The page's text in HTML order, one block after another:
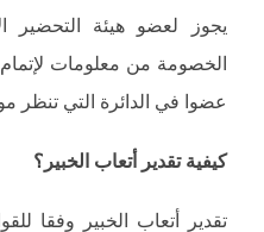
يجوز لعضو هيئة
الخصومة من معلومات
عضوا في الدائرة التي تنظر
كيفية تقدير أتعاب الخبير؟
تقدير أتعاب الخبير وفقا